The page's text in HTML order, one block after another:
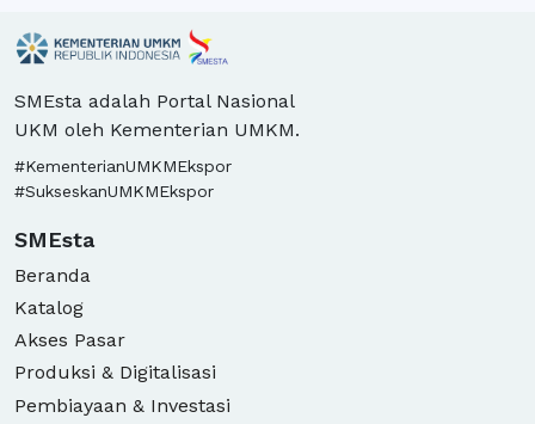
SMEsta adalah Portal Nasional
UKM oleh Kementerian UMKM.
#KementerianUMKMEkspor
#SukseskanUMKMEkspor
SMEsta
Beranda
Katalog
Akses Pasar
Produksi & Digitalisasi
Pembiayaan & Investasi